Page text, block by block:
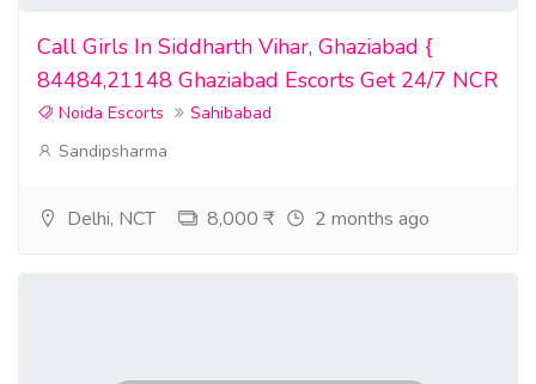
Call Girls In Siddharth Vihar, Ghaziabad {
84484,21148 Ghaziabad Escorts Get 24/7 NCR
Noida Escorts
Sahibabad
Sandipsharma
Delhi, NCT 8,000 ₹ 2 months ago